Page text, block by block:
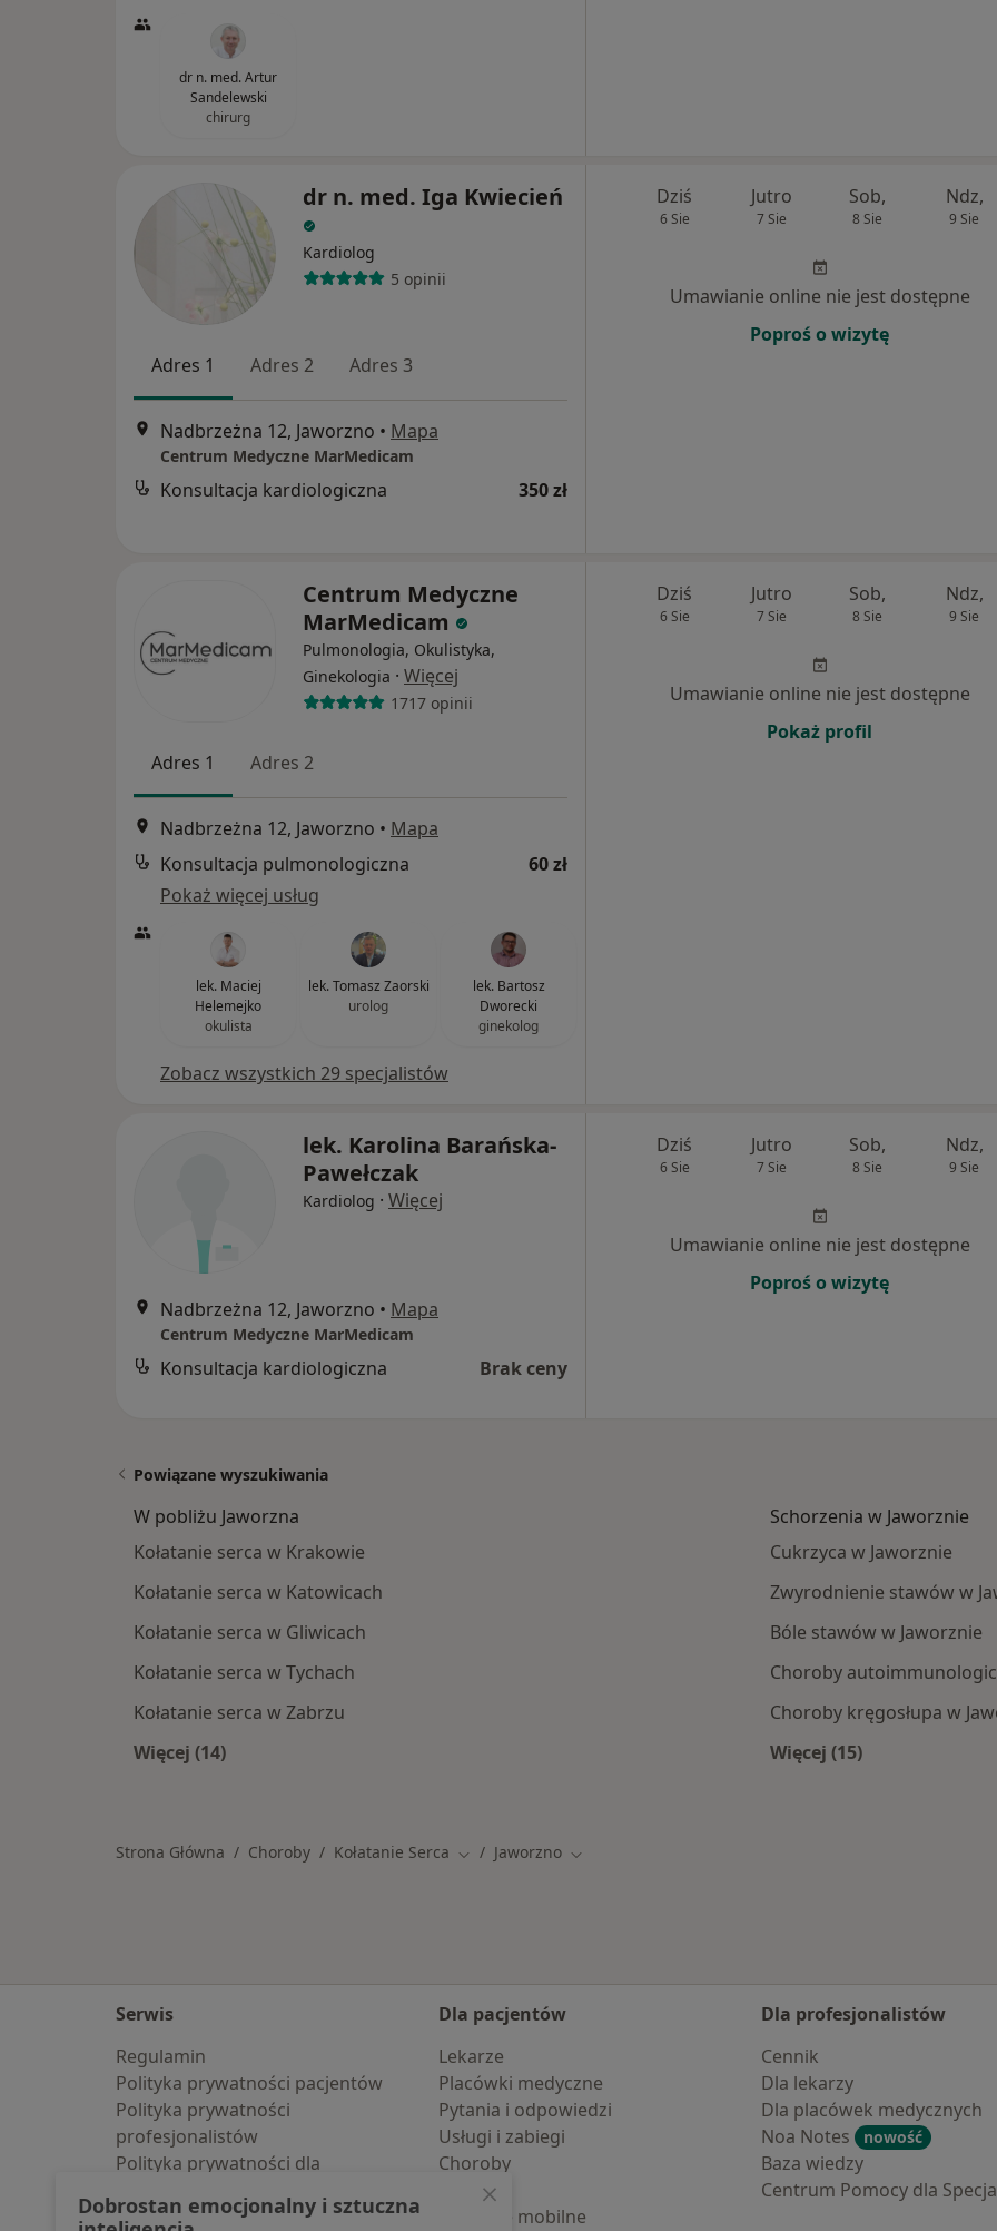
dr n. med. Artur
Sandelewski
chirurg
dr n. med. Iga Kwiecień
Kardiolog
5 opinii
Adres 1 Adres 2 Adres 3
Nadbrzeżna 12, Jaworzno • Mapa
Centrum Medyczne MarMedicam
Konsultacja kardiologiczna 350 zł
Dziś
6 Sie
Jutro
7 Sie
Sob,
8 Sie
Ndz,
9 Sie
Umawianie online nie jest dostępne
Poproś o wizytę
Centrum Medyczne
MarMedicam
Pulmonologia, Okulistyka,
Ginekologia · Więcej
1717 opinii
Adres 1 Adres 2
Nadbrzeżna 12, Jaworzno • Mapa
Konsultacja pulmonologiczna
60 zł
Pokaż więcej usług
lek. Maciej
Helemejko
okulista
lek. Tomasz Zaorski
urolog
lek. Bartosz
Dworecki
ginekolog
Zobacz wszystkich 29 specjalistów
Dziś
6 Sie
Jutro
7 Sie
Sob,
8 Sie
Ndz,
9 Sie
Umawianie online nie jest dostępne
Pokaż profil
lek. Karolina Barańska-
Pawełczak
Kardiolog · Więcej
Nadbrzeżna 12, Jaworzno • Mapa
Centrum Medyczne MarMedicam
Konsultacja kardiologiczna Brak ceny
Dziś
6 Sie
Jutro
7 Sie
Sob,
8 Sie
Ndz,
9 Sie
Umawianie online nie jest dostępne
Poproś o wizytę
Powiązane wyszukiwania
W pobliżu Jaworzna
Kołatanie serca w Krakowie
Kołatanie serca w Katowicach
Kołatanie serca w Gliwicach
Kołatanie serca w Tychach
Kołatanie serca w Zabrzu
Więcej (14)
Schorzenia w Jaworznie
Cukrzyca w Jaworznie
Zwyrodnienie stawów w
Bóle stawów w Jaworznie
Choroby
Choroby kręgosłupa w
Więcej (15)
Strona Główna Choroby Kołatanie Serca Zmień miasto
Jaworzno Zmień miasto
Serwis
Regulamin
Polityka prywatności pacjentów
Polityka prywatności
profesjonalistów
Polityka prywatności dla
pozyskaliśmy samodzielnie
Dla pacjentów
Lekarze
Placówki medyczne
Pytania i odpowiedzi
Usługi i zabiegi
Choroby
Pomoc
Aplikacje mobilne
Dla profesjonalistów
Cennik
Dla lekarzy
Dla placówek medycznych
Noa Notes
nowość
Baza wiedzy
Centrum Pomocy dla
Dobrostan emocjonalny i sztuczna